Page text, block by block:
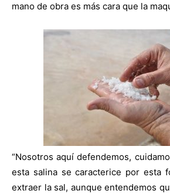
mano de obra es más cara que la
“Nosotros aquí defendemos,
esta salina se caracterice por esta
extraer la sal, aunque entendemos